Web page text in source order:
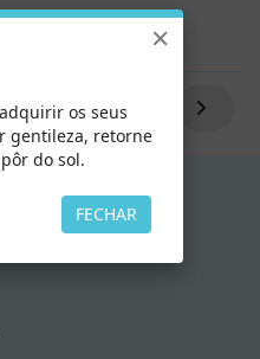
×
os seus
gentileza, retorne
do sol.
FECHAR